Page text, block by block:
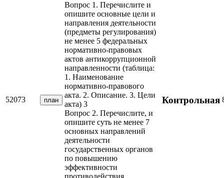
52073 план
Вопрос 1. Перечислите и
опишите основные цели и
направления деятельности
(предметы регулирования)
не менее 5 федеральных
нормативно-правовых
актов антикоррупционной
направленности (таблица:
1. Наименование
нормативно-правового
акта. 2. Описание. 3. Цели
акта) 3
Вопрос 2. Перечислите, и
опишите суть не менее 7
основных направлений
деятельности
государственных органов
по повышению
эффективности
Контрольная